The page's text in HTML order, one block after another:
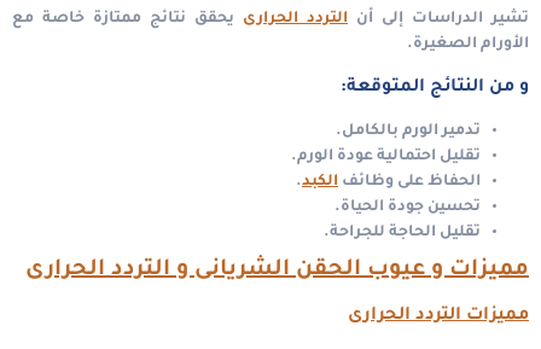
تشير الدراسات إلى أن التردد الحرارى يحقق نتائج ممتازة خاصة مع
الأورام الصغيرة.
و من النتائج المتوقعة:
تدمير الورم بالكامل.
تقليل احتمالية عودة الورم.
الحفاظ على وظائف الكبد.
تحسين جودة الحياة.
تقليل الحاجة للجراحة.
مميزات و عيوب الحقن الشريانى و التردد الحرارى
مميزات التردد الحرارى